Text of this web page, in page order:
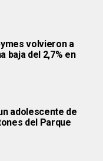
volvieron a
baja del 2,7% en
adolescente de
del Parque